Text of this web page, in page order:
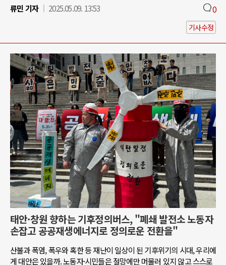
류민 기자
2025.05.09. 13:53 0
기사수정
태안·창원 향하는 기후정의버스, "폐쇄 발전소 노동자
손잡고 공공재생에너지로 정의로운 전환을"
산불과 폭염, 폭우와 혹한 등 재난이 일상이 된 기후위기의 시대, 우리에
게 대안은 있을까. 노동자·시민들은 절망에만 머물러 있지 않고 스스로